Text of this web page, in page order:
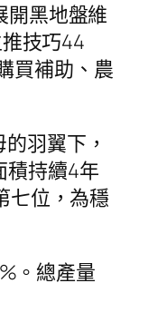
開黑地盤維
技巧44
買補助、農
羽翼下，
積持續4年
七位，為穩
。總產量